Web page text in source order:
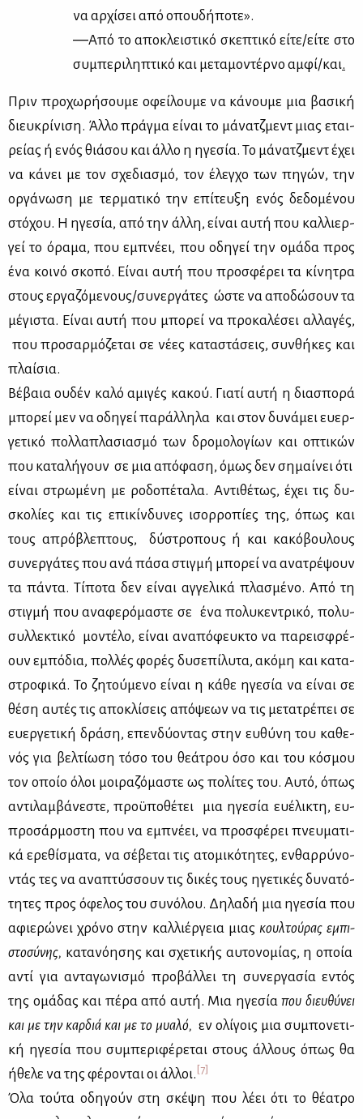
να αρ­χί­σει από οπου­δή­πο­τε».
―Από το απο­κλει­στι­κό σκε­πτι­κό εί­τε/εί­τε στο
συ­μπε­ρι­λη­πτι­κό και με­τα­μο­ντέρ­νο αμ­φί/και.
Πριν προ­χω­ρή­σου­με οφεί­λου­με να κά­νου­με μια βα­σι­κή
διευ­κρί­νι­ση. Άλ­λο πράγ­μα εί­ναι το μά­να­τζμεντ μιας εται­
ρεί­ας ή ενός θιά­σου και άλ­λο η ηγε­σία. Το μά­να­τζμεντ έχει
να κά­νει με τον σχε­δια­σμό, τον έλεγ­χο των πη­γών, την
ορ­γά­νω­ση με τερ­μα­τι­κό την επί­τευ­ξη ενός δε­δο­μέ­νου
στό­χου. Η ηγε­σία, από την άλ­λη, εί­ναι αυ­τή που καλ­λιερ­
γεί το όρα­μα, που εμπνέ­ει, που οδη­γεί την ομά­δα προς
ένα κοι­νό σκο­πό. Εί­ναι αυ­τή που προ­σφέ­ρει τα κί­νη­τρα
στους ερ­γα­ζό­με­νους/συ­νερ­γά­τες ώστε να απο­δώ­σουν τα
μέ­γι­στα. Εί­ναι αυ­τή που μπο­ρεί να προ­κα­λέ­σει αλ­λα­γές,
που προ­σαρ­μό­ζε­ται σε νέ­ες κα­τα­στά­σεις, συν­θή­κες και
πλαί­σια.
Βέ­βαια ου­δέν κα­λό αμι­γές κα­κού. Για­τί αυ­τή η δια­σπο­ρά
μπο­ρεί μεν να οδη­γεί πα­ράλ­λη­λα και στον δυ­νά­μει ευ­ερ­
γε­τι­κό πολ­λα­πλα­σια­σμό των δρο­μο­λο­γί­ων και οπτι­κών
που κα­τα­λή­γουν σε μια από­φα­ση, όμως δεν ση­μαί­νει ότι
εί­ναι στρω­μέ­νη με ρο­δο­πέ­τα­λα. Αντι­θέ­τως, έχει τις δυ­
σκο­λί­ες και τις επι­κίν­δυ­νες ισορ­ρο­πί­ες της, όπως και
τους απρό­βλε­πτους, δύ­στρο­πους ή και κα­κό­βου­λους
συ­νερ­γά­τες που ανά πά­σα στιγ­μή μπο­ρεί να ανα­τρέ­ψουν
τα πά­ντα. Τί­πο­τα δεν εί­ναι αγ­γε­λι­κά πλα­σμέ­νο. Από τη
στιγ­μή που ανα­φε­ρό­μα­στε σε ένα πο­λυ­κε­ντρι­κό, πο­λυ­
συλ­λε­κτι­κό μο­ντέ­λο, εί­ναι ανα­πό­φευ­κτο να πα­ρει­σφρέ­
ουν εμπό­δια, πολ­λές φο­ρές δυ­σε­πί­λυ­τα, ακό­μη και κα­τα­
στρο­φι­κά. Το ζη­τού­με­νο εί­ναι η κά­θε ηγε­σία να εί­ναι σε
θέ­ση αυ­τές τις απο­κλί­σεις από­ψε­ων να τις με­τα­τρέ­πει σε
ευ­ερ­γε­τι­κή δρά­ση, επεν­δύ­ο­ντας στην ευ­θύ­νη του κα­θε­
νός για βελ­τί­ω­ση τό­σο του θε­ά­τρου όσο και του κό­σμου
τον οποίο όλοι μοι­ρα­ζό­μα­στε ως πο­λί­τες του. Αυ­τό, όπως
αντι­λαμ­βά­νε­στε, προ­ϋ­πο­θέ­τει μια ηγε­σία ευ­έ­λι­κτη, ευ­
προ­σάρ­μο­στη που να εμπνέ­ει, να προ­σφέ­ρει πνευ­μα­τι­
κά ερε­θί­σμα­τα, να σέ­βε­ται τις ατο­μι­κό­τη­τες, εν­θαρ­ρύ­νο­
ντάς τες να ανα­πτύσ­σουν τις δι­κές τους ηγε­τι­κές δυ­να­τό­
τη­τες προς όφε­λος του συ­νό­λου. Δη­λα­δή μια ηγε­σία που
αφιε­ρώ­νει χρό­νο στην καλ­λιέρ­γεια μιας κουλ­τού­ρας εμπι­
στο­σύ­νης, κα­τα­νό­η­σης και σχε­τι­κής αυ­το­νο­μί­ας, η οποία
αντί για αντα­γω­νι­σμό προ­βάλ­λει τη συ­νερ­γα­σία εντός
της ομά­δας και πέ­ρα από αυ­τή. Μια ηγε­σίαπου διευ­θύ­νει
και με την καρ­διά και με το μυα­λό, εν ολί­γοις μια συ­μπο­νε­τι­
κή ηγε­σία που συ­μπε­ρι­φέ­ρε­ται στους άλ­λους όπως θα
ήθε­λε να της φέ­ρο­νται οι άλ­λοι. [7]
Όλα τού­τα οδη­γούν στη σκέ­ψη που λέ­ει ότι το θέ­α­τρο